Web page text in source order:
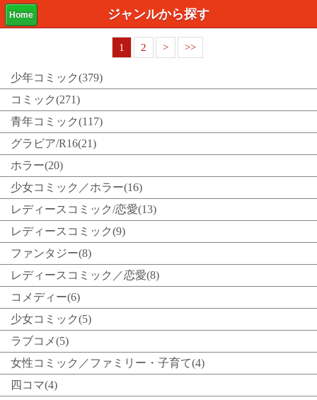
ジャンルから探す
Home
1 2 > >>
少年コミック(379)
コミック(271)
青年コミック(117)
グラビア/R16(21)
ホラー(20)
少女コミック／ホラー(16)
レディースコミック/恋愛(13)
レディースコミック(9)
ファンタジー(8)
レディースコミック／恋愛(8)
コメディー(6)
少女コミック(5)
ラブコメ(5)
女性コミック／ファミリー・子育て(4)
四コマ(4)